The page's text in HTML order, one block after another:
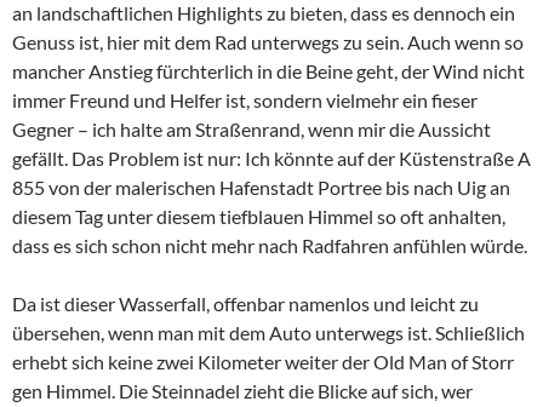
an landschaftlichen Highlights zu bieten, dass es dennoch ein
Genuss ist, hier mit dem Rad unterwegs zu sein. Auch wenn so
mancher Anstieg fürchterlich in die Beine geht, der Wind nicht
immer Freund und Helfer ist, sondern vielmehr ein fieser
Gegner – ich halte am Straßenrand, wenn mir die Aussicht
gefällt. Das Problem ist nur: Ich könnte auf der Küstenstraße A
855 von der malerischen Hafenstadt Portree bis nach Uig an
diesem Tag unter diesem tiefblauen Himmel so oft anhalten,
dass es sich schon nicht mehr nach Radfahren anfühlen würde.
Da ist dieser Wasserfall, offenbar namenlos und leicht zu
übersehen, wenn man mit dem Auto unterwegs ist. Schließlich
erhebt sich keine zwei Kilometer weiter der Old Man of Storr
gen Himmel. Die Steinnadel zieht die Blicke auf sich, wer